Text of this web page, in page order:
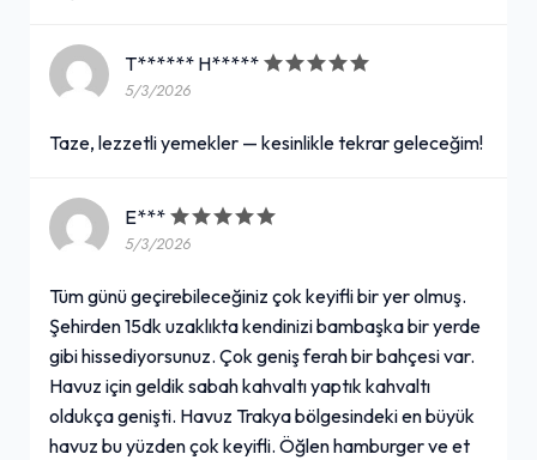
T****** H*****
5/3/2026
Taze, lezzetli yemekler — kesinlikle tekrar geleceğim!
E***
5/3/2026
Tüm günü geçirebileceğiniz çok keyifli bir yer olmuş.
Şehirden 15dk uzaklıkta kendinizi bambaşka bir yerde
gibi hissediyorsunuz. Çok geniş ferah bir bahçesi var.
Havuz için geldik sabah kahvaltı yaptık kahvaltı
oldukça genişti. Havuz Trakya bölgesindeki en büyük
havuz bu yüzden çok keyifli. Öğlen hamburger ve et